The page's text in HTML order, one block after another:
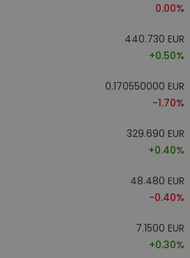
0.00%
440.730 EUR
+0.50%
0.170550000 EUR
-1.70%
329.690 EUR
+0.40%
48.480 EUR
-0.40%
7.1500 EUR
+0.30%